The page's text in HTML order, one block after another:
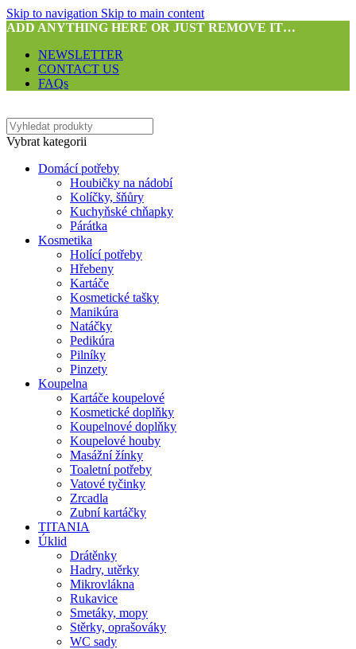
Skip to navigation Skip to main content
ADD ANYTHING HERE OR JUST REMOVE IT…
NEWSLETTER
CONTACT US
FAQs
Vybrat kategorii
Domácí potřeby
Houbičky na nádobí
Kolíčky, šňůry
Kuchyňské chňapky
Párátka
Kosmetika
Holící potřeby
Hřebeny
Kartáče
Kosmetické tašky
Manikúra
Natáčky
Pedikúra
Pilníky
Pinzety
Koupelna
Kartáče koupelové
Kosmetické doplňky
Koupelnové doplňky
Koupelové houby
Masážní žínky
Toaletní potřeby
Vatové tyčinky
Zrcadla
Zubní kartáčky
TITANIA
Úklid
Drátěnky
Hadry, utěrky
Mikrovlákna
Rukavice
Smetáky, mopy
Stěrky, oprašováky
WC sady